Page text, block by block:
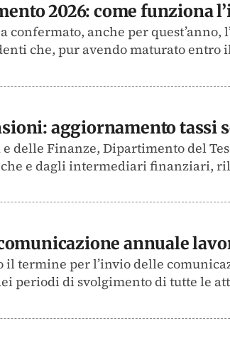
2026: come funziona
confermato, anche per
che, pur avendo maturato entro
aggiornamento tassi
delle Finanze, Dipartimento del
e dagli intermediari finanziari,
annuale
il termine per l’invio delle
periodi di svolgimento di tutte le